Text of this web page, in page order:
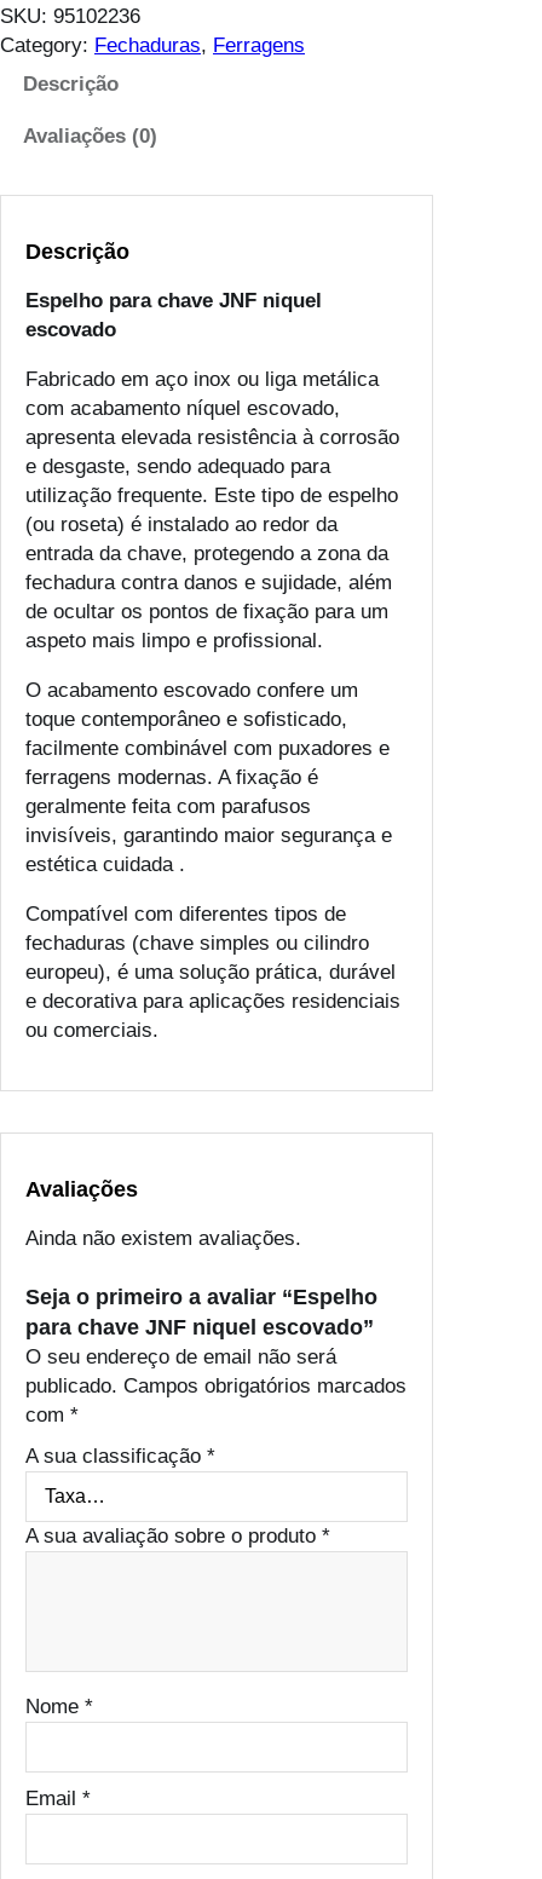
SKU: 95102236
Category: Fechaduras, Ferragens
Descrição
Avaliações (0)
Descrição
Espelho para chave JNF niquel
escovado
Fabricado em aço inox ou liga metálica
com acabamento níquel escovado,
apresenta elevada resistência à corrosão
e desgaste, sendo adequado para
utilização frequente. Este tipo de espelho
(ou roseta) é instalado ao redor da
entrada da chave, protegendo a zona da
fechadura contra danos e sujidade, além
de ocultar os pontos de fixação para um
aspeto mais limpo e profissional.
O acabamento escovado confere um
toque contemporâneo e sofisticado,
facilmente combinável com puxadores e
ferragens modernas. A fixação é
geralmente feita com parafusos
invisíveis, garantindo maior segurança e
estética cuidada .
Compatível com diferentes tipos de
fechaduras (chave simples ou cilindro
europeu), é uma solução prática, durável
e decorativa para aplicações residenciais
ou comerciais.
Avaliações
Ainda não existem avaliações.
Seja o primeiro a avaliar “Espelho
para chave JNF niquel escovado”
O seu endereço de email não será
publicado. Campos obrigatórios marcados
com *
A sua classificação *
A sua avaliação sobre o produto *
Nome *
Email *